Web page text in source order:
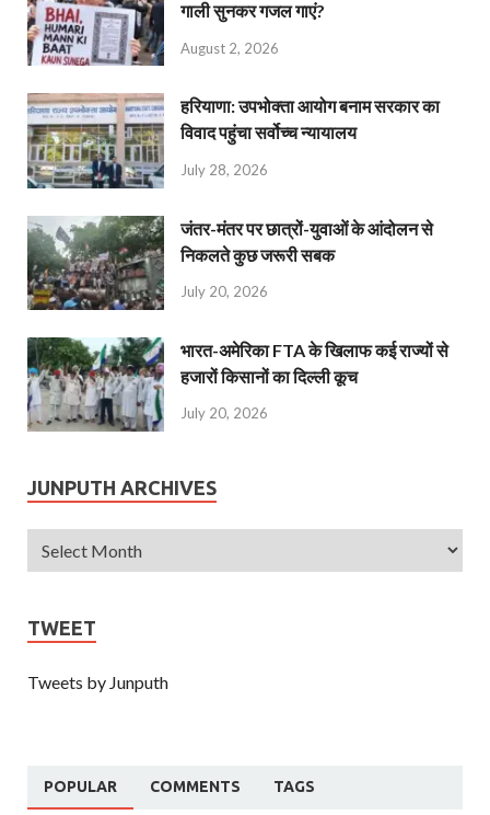
गाली सुनकर गजल गाएं?
August 2, 2026
हरियाणा: उपभोक्ता आयोग बनाम सरकार का
विवाद पहुंचा सर्वोच्च न्यायालय
July 28, 2026
जंतर-मंतर पर छात्रों-युवाओं के आंदोलन से
निकलते कुछ जरूरी सबक
July 20, 2026
भारत-अमेरिका FTA के खिलाफ कई राज्यों से
हजारों किसानों का दिल्ली कूच
July 20, 2026
JUNPUTH ARCHIVES
TWEET
Tweets by Junputh
POPULAR COMMENTS TAGS